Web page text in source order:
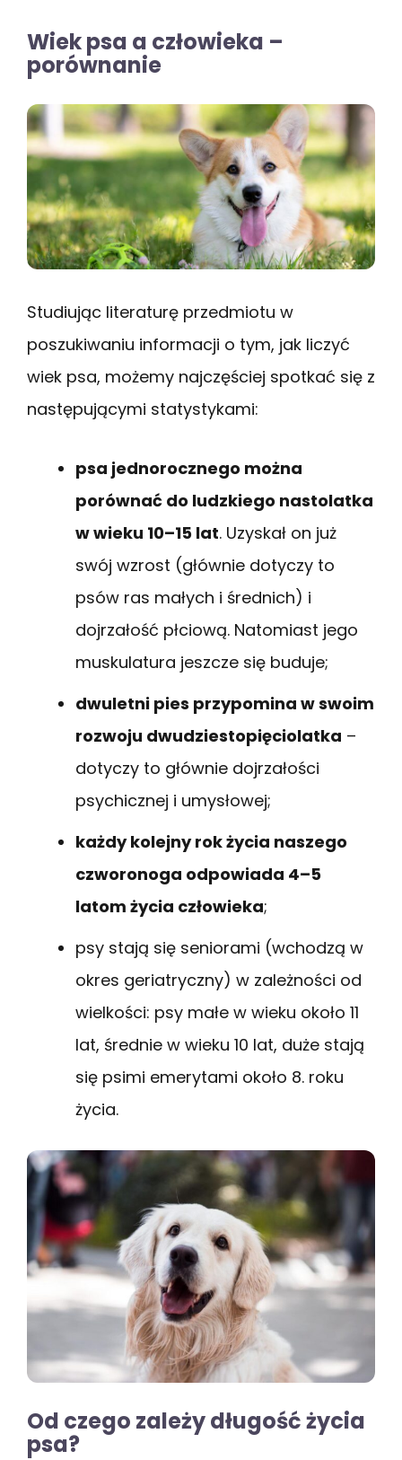
Wiek psa a człowieka –
porównanie
Studiując literaturę przedmiotu w
poszukiwaniu informacji o tym, jak liczyć
wiek psa, możemy najczęściej spotkać się z
następującymi statystykami:
psa jednorocznego można
porównać do ludzkiego nastolatka
w wieku 10–15 lat. Uzyskał on już
swój wzrost (głównie dotyczy to
psów ras małych i średnich) i
dojrzałość płciową. Natomiast jego
muskulatura jeszcze się buduje;
dwuletni pies przypomina w swoim
rozwoju dwudziestopięciolatka –
dotyczy to głównie dojrzałości
psychicznej i umysłowej;
każdy kolejny rok życia naszego
czworonoga odpowiada 4–5
latom życia człowieka;
psy stają się seniorami (wchodzą w
okres geriatryczny) w zależności od
wielkości: psy małe w wieku około 11
lat, średnie w wieku 10 lat, duże stają
się psimi emerytami około 8. roku
życia.
Od czego zależy długość życia
psa?